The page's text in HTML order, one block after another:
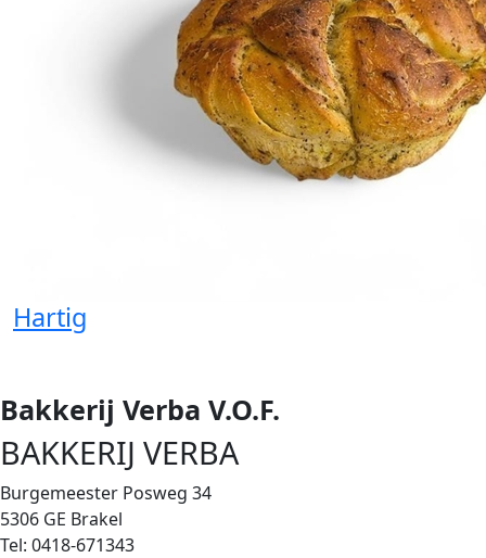
Hartig
Bakkerij Verba V.O.F.
BAKKERIJ VERBA
Burgemeester Posweg 34
5306 GE Brakel
Tel: 0418-671343